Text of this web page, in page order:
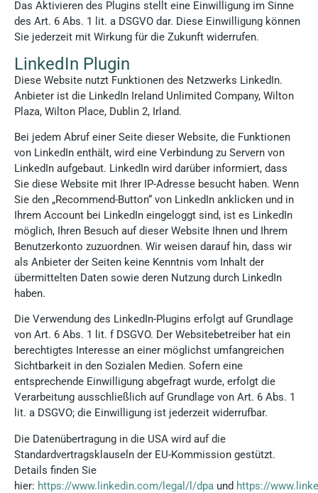
Das Aktivieren des Plugins stellt eine Einwilligung im Sinne
des Art. 6 Abs. 1 lit. a DSGVO dar. Diese Einwilligung können
Sie jederzeit mit Wirkung für die Zukunft widerrufen.
LinkedIn Plugin
Diese Website nutzt Funktionen des Netzwerks LinkedIn.
Anbieter ist die LinkedIn Ireland Unlimited Company, Wilton
Plaza, Wilton Place, Dublin 2, Irland.
Bei jedem Abruf einer Seite dieser Website, die Funktionen
von LinkedIn enthält, wird eine Verbindung zu Servern von
LinkedIn aufgebaut. LinkedIn wird darüber informiert, dass
Sie diese Website mit Ihrer IP-Adresse besucht haben. Wenn
Sie den „Recommend-Button“ von LinkedIn anklicken und in
Ihrem Account bei LinkedIn eingeloggt sind, ist es LinkedIn
möglich, Ihren Besuch auf dieser Website Ihnen und Ihrem
Benutzerkonto zuzuordnen. Wir weisen darauf hin, dass wir
als Anbieter der Seiten keine Kenntnis vom Inhalt der
übermittelten Daten sowie deren Nutzung durch LinkedIn
haben.
Die Verwendung des LinkedIn-Plugins erfolgt auf Grundlage
von Art. 6 Abs. 1 lit. f DSGVO. Der Websitebetreiber hat ein
berechtigtes Interesse an einer möglichst umfangreichen
Sichtbarkeit in den Sozialen Medien. Sofern eine
entsprechende Einwilligung abgefragt wurde, erfolgt die
Verarbeitung ausschließlich auf Grundlage von Art. 6 Abs. 1
lit. a DSGVO; die Einwilligung ist jederzeit widerrufbar.
Die Datenübertragung in die USA wird auf die
Standardvertragsklauseln der EU-Kommission gestützt.
Details finden Sie
hier: https://www.linkedin.com/legal/l/dpa und https://